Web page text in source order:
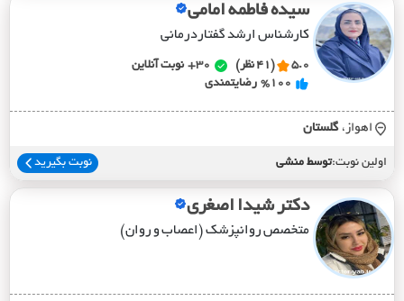
سیده فاطمه امامی
کارشناس ارشد گفتاردرمانی
5.0 (41 نظر) 30+
نوبت آنلاین
%100 رضایتمندی
اهواز، گلستان
اولین نوبت:توسط منشی نوبت بگیرید
دکتر شیدا اصغری
متخصص روانپزشک (اعصاب و روان)